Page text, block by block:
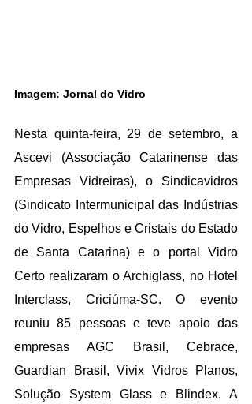
Imagem: Jornal do Vidro
Nesta quinta-feira, 29 de setembro, a
Ascevi (Associação Catarinense das
Empresas Vidreiras), o Sindicavidros
(Sindicato Intermunicipal das Indústrias
do Vidro, Espelhos e Cristais do Estado
de Santa Catarina) e o portal Vidro
Certo realizaram o Archiglass, no Hotel
Interclass, Criciúma-SC. O evento
reuniu 85 pessoas e teve apoio das
empresas AGC Brasil, Cebrace,
Guardian Brasil, Vivix Vidros Planos,
Solução System Glass e Blindex. A